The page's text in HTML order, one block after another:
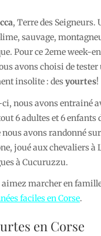
, Terre des Seigneurs.
sauvage,
Pour ce 2eme week-
avons choisi de tester
insolite : desyourtes!
nous avons entrainé
6 adultes et 6 enfants
nous avons randonné
joué aux chevaliers à
à Cucuruzzu.
aimez marcher en
faciles en Corse.
en Corse